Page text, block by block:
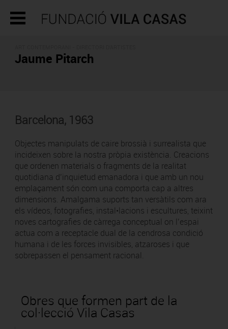
Jaume Pitarch
Barcelona, 1963
Objectes manipulats de caire brossià i surrealista que
incideixen sobre la nostra pròpia existència. Creacions
que ordenen materials o fragments de la realitat
quotidiana d’inquietud emanadora i que amb un nou
emplaçament són com una comporta cap a altres
dimensions. Amalgama suports tan versàtils com ara
els vídeos, fotografies, instal•lacions i escultures, teixint
noves cartografies de càrrega conceptual on l’espai
actua com a receptacle dual de la cendrosa condició
humana i de les forces invisibles, atzaroses i que
sobrepassen el pensament racional.
Obres que formen part de la
col·lecció Vila Casas